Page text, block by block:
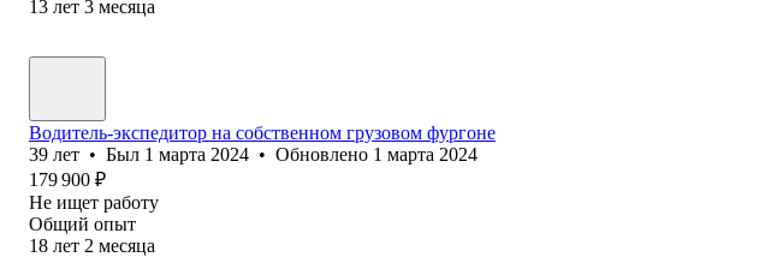
13 лет 3 месяца
Водитель-экспедитор на собственном грузовом фургоне
39 лет • Был 1 марта 2024 • Обновлено 1 марта 2024
179 900 ₽
Не ищет работу
Общий опыт
18 лет 2 месяца